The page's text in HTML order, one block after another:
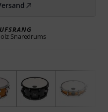
Snaredrums